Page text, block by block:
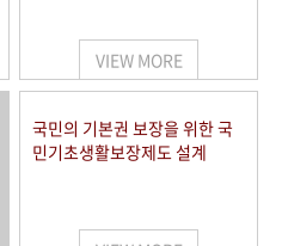
VIEW MORE
국민의 기본권 보장을 위한 국
민기초생활보장제도 설계